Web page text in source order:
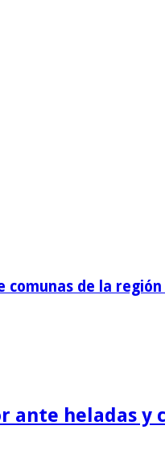
de la región
ante heladas